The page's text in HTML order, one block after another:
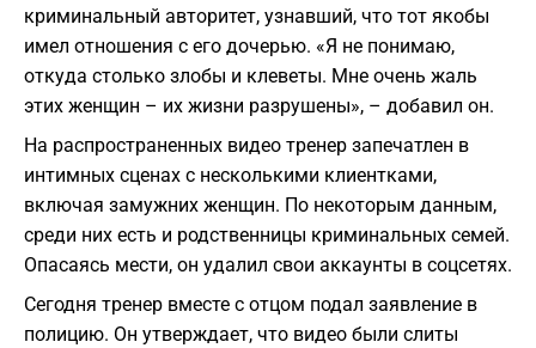
криминальный авторитет, узнавший, что тот якобы
имел отношения с его дочерью. «Я не понимаю,
откуда столько злобы и клеветы. Мне очень жаль
этих женщин – их жизни разрушены», – добавил он.
На распространенных видео тренер запечатлен в
интимных сценах с несколькими клиентками,
включая замужних женщин. По некоторым данным,
среди них есть и родственницы криминальных семей.
Опасаясь мести, он удалил свои аккаунты в соцсетях.
Сегодня тренер вместе с отцом подал заявление в
полицию. Он утверждает, что видео были слиты